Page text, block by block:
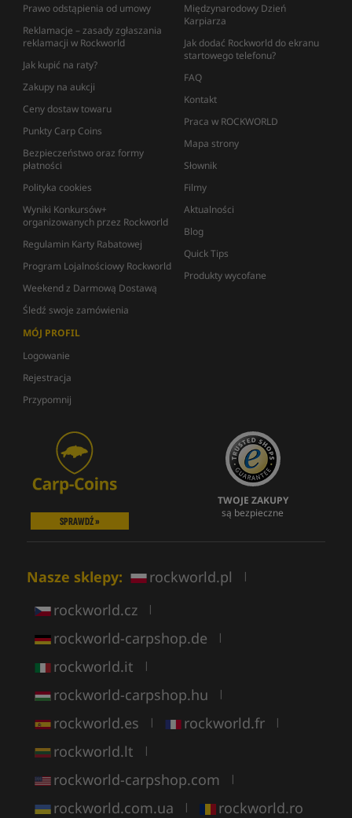
Prawo odstąpienia od umowy
Reklamacje – zasady zgłaszania
reklamacji w Rockworld
Jak kupić na raty?
Zakupy na aukcji
Ceny dostaw towaru
Punkty Carp Coins
Bezpieczeństwo oraz formy
płatności
Polityka cookies
Wyniki Konkursów+
organizowanych przez Rockworld
Regulamin Karty Rabatowej
Program Lojalnościowy Rockworld
Weekend z Darmową Dostawą
Śledź swoje zamówienia
Międzynarodowy Dzień
Karpiarza
Jak dodać Rockworld do ekranu
startowego telefonu?
FAQ
Kontakt
Praca w ROCKWORLD
Mapa strony
Słownik
Filmy
Aktualności
Blog
Quick Tips
Produkty wycofane
MÓJ PROFIL
Logowanie
Rejestracja
Przypomnij
SPRAWDŹ »
TWOJE ZAKUPY
są bezpieczne
Nasze sklepy: rockworld.pl |
rockworld.cz |
rockworld-carpshop.de |
rockworld.it |
rockworld-carpshop.hu |
rockworld.es | rockworld.fr |
rockworld.lt |
rockworld-carpshop.com |
rockworld.com.ua | rockworld.ro